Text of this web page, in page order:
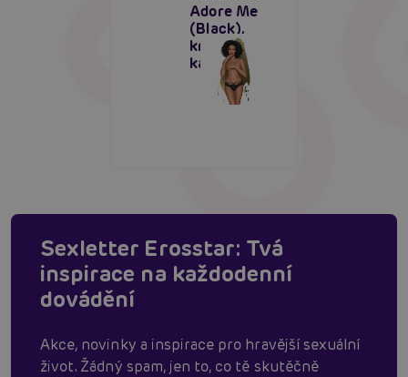
Adore Me
(Black),
krajkové
kalhotky
Sexletter Erosstar: Tvá
inspirace na každodenní
dovádění
Akce, novinky a inspirace pro hravější sexuální
život. Žádný spam, jen to, co tě skutěčně